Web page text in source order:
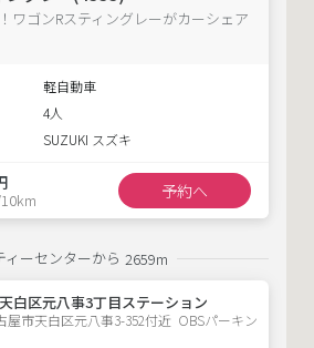
ワゴンRスティングレーがカーシェア
軽自動車
4人
SUZUKI スズキ
予約へ
ィーセンターから 2659m
白区元八事3丁目ステーション
屋市天白区元八事3-352付近  OBSパーキン